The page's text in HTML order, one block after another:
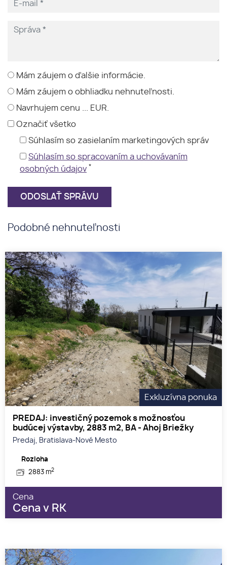
Mám záujem o ďalšie informácie.
Mám záujem o obhliadku nehnuteľnosti.
Navrhujem cenu ... EUR.
Označiť všetko
Súhlasím so zasielaním marketingových správ
Súhlasím so spracovaním a uchovávaním
osobných údajov *
Podobné nehnuteľnosti
Exkluzívna ponuka
PREDAJ: investičný pozemok s možnosťou
budúcej výstavby, 2883 m2, BA - Ahoj Briežky
Predaj, Bratislava-Nové Mesto
Rozloha
2883 m2
Cena
Cena v RK